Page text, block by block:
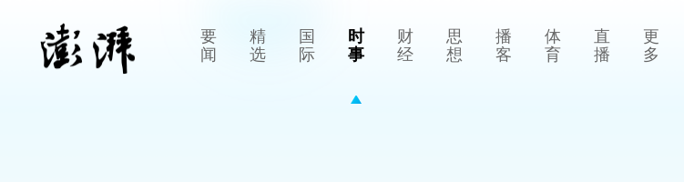
要
闻
精
选
国
际
时
事
财
经
思
想
播
客
体
育
直
播
更
多